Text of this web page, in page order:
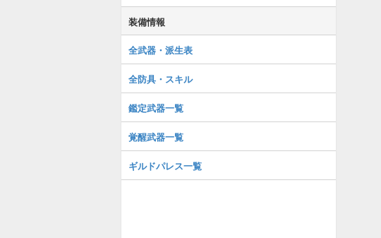
装備情報
全武器・派生表
全防具・スキル
鑑定武器一覧
覚醒武器一覧
ギルドパレス一覧